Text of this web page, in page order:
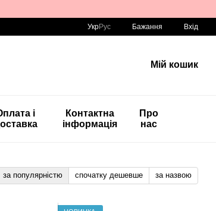
УкрРус Бажання Вхід
Мій кошик
і
Контактна
інформація
Про
нас
за популярністю спочатку дешевше за назвою